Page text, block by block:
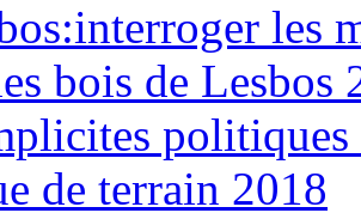
les
bois de Lesbos
de terrain 2018